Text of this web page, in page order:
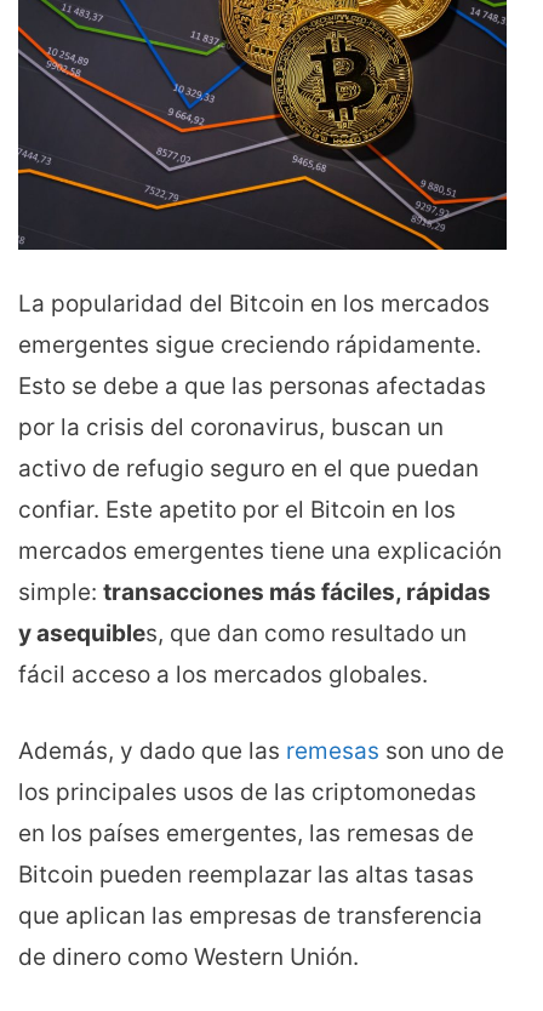
La popularidad del Bitcoin en los mercados
emergentes sigue creciendo rápidamente.
Esto se debe a que las personas afectadas
por la crisis del coronavirus, buscan un
activo de refugio seguro en el que puedan
confiar. Este apetito por el Bitcoin en los
mercados emergentes tiene una explicación
simple: transacciones más fáciles, rápidas
y asequibles, que dan como resultado un
fácil acceso a los mercados globales.
Además, y dado que las remesas son uno de
los principales usos de las criptomonedas
en los países emergentes, las remesas de
Bitcoin pueden reemplazar las altas tasas
que aplican las empresas de transferencia
de dinero como Western Unión.